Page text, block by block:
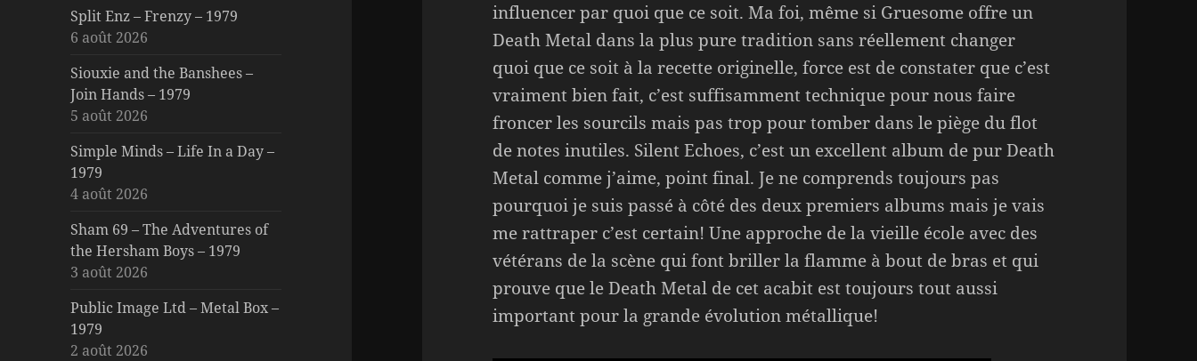
Split Enz – Frenzy – 1979
6 août 2026
Siouxie and the Banshees –
Join Hands – 1979
5 août 2026
Simple Minds – Life In a Day –
1979
4 août 2026
Sham 69 – The Adventures of
the Hersham Boys – 1979
3 août 2026
Public Image Ltd – Metal Box –
1979
2 août 2026
influencer par quoi que ce soit. Ma foi, même si Gruesome offre un
Death Metal dans la plus pure tradition sans réellement changer
quoi que ce soit à la recette originelle, force est de constater que c’est
vraiment bien fait, c’est suffisamment technique pour nous faire
froncer les sourcils mais pas trop pour tomber dans le piège du flot
de notes inutiles. Silent Echoes, c’est un excellent album de pur Death
Metal comme j’aime, point final. Je ne comprends toujours pas
pourquoi je suis passé à côté des deux premiers albums mais je vais
me rattraper c’est certain! Une approche de la vieille école avec des
vétérans de la scène qui font briller la flamme à bout de bras et qui
prouve que le Death Metal de cet acabit est toujours tout aussi
important pour la grande évolution métallique!